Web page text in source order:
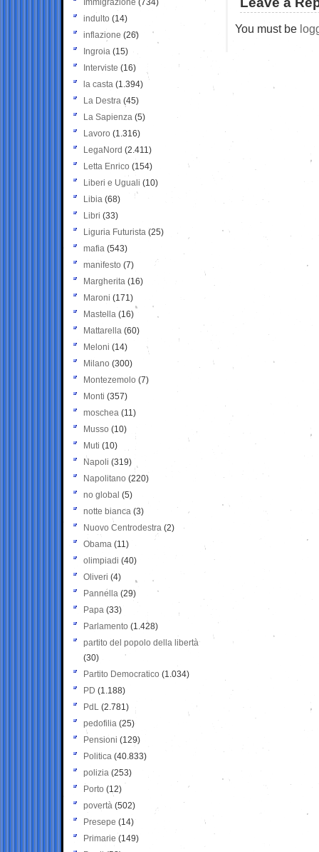
You must be
Immigrazione (734)
indulto (14)
inflazione (26)
Ingroia (15)
Interviste (16)
la casta (1.394)
La Destra (45)
La Sapienza (5)
Lavoro (1.316)
LegaNord (2.411)
Letta Enrico (154)
Liberi e Uguali (10)
Libia (68)
Libri (33)
Liguria Futurista (25)
mafia (543)
manifesto (7)
Margherita (16)
Maroni (171)
Mastella (16)
Mattarella (60)
Meloni (14)
Milano (300)
Montezemolo (7)
Monti (357)
moschea (11)
Musso (10)
Muti (10)
Napoli (319)
Napolitano (220)
no global (5)
notte bianca (3)
Nuovo Centrodestra (2)
Obama (11)
olimpiadi (40)
Oliveri (4)
Pannella (29)
Papa (33)
Parlamento (1.428)
partito del popolo della libertà
(30)
Partito Democratico (1.034)
PD (1.188)
PdL (2.781)
pedofilia (25)
Pensioni (129)
Politica (40.833)
polizia (253)
Porto (12)
povertà (502)
Presepe (14)
Primarie (149)